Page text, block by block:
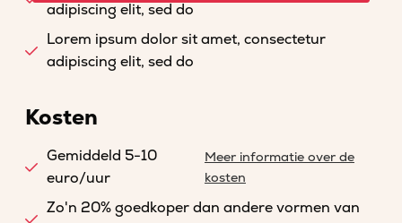
adipiscing elit, sed do
Lorem ipsum dolor sit amet, consectetur
adipiscing elit, sed do
Kosten
Gemiddeld 5-10
euro/uur
Meer informatie over de
kosten
Zo'n 20% goedkoper dan andere vormen van